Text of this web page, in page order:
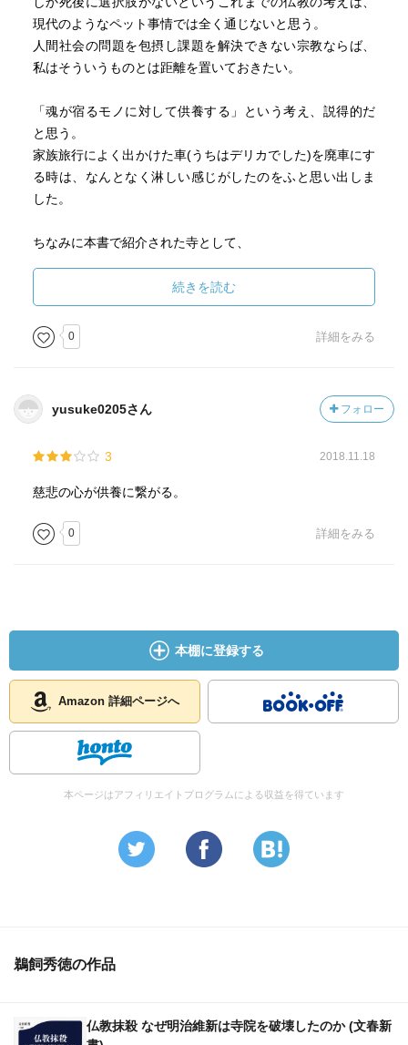
現代のようなペット事情では全く通じないと思う。
人間社会の問題を包摂し課題を解決できない宗教ならば、
私はそういうものとは距離を置いておきたい。
「魂が宿るモノに対して供養する」という考え、説得的だ
と思う。
家族旅行によく出かけた車(うちはデリカでした)を廃車にす
る時は、なんとなく淋しい感じがしたのをふと思い出しま
した。
ちなみに本書で紹介された寺として、
感応寺(東京都世田谷区)…猫寺として有名
回向院(東京都台東区)…動物供養碑が多数ある
備忘まで。
続きを読む
0 詳細をみる
yusuke0205さん フォロー
3 2018.11.18
慈悲の心が供養に繋がる。
0 詳細をみる
本棚に登録する
Amazon 詳細ページへ
本ページはアフィリエイトプログラムによる収益を得ています
鵜飼秀徳の作品
仏教抹殺 なぜ明治維新は寺院を破壊したのか (文春新